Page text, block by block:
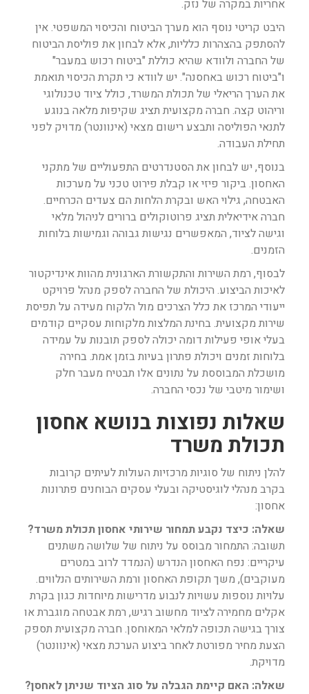
אחריות במקרה של נזק.
היבט קריטי נוסף הוא מערך הביטוח והכיסוי המשפטי. אין
להסתפק בהצהרות כלליות, אלא לבחון את פוליסת הביטוח
של החברה ולוודא שהיא כוללת "ביטוח רכוש במעבר"
ו"ביטוח רכוש באחסנה". יש לוודא כי תקרת הכיסוי תואמת
את הערך הריאלי של תכולת המשרד, כולל ציוד טכנולוגי
וריהוט קצה. חברה מקצועית תציג שקיפות מלאה בנוגע
לתנאי הפוליסה ותבצע רישום מצאי (אינוונטר) מדויק לפני
תחילת העבודה.
בנוסף, יש לבחון את הסטנדרטים התפעוליים של מתקני
האחסון. ביקור פיזי או קבלת פירוט טכני על מערכות
האבטחה, גילוי האש ובקרת הלחות הם צעדים הכרחיים.
חברה אידיאלית תציג פרוטוקולים ברורים לניהול מלאי
וגישה לציוד, המאפשרים נגישות גבוהה וגמישות בלוחות
הזמנים.
לבסוף, רמת השירות והתקשורת הארגונית מהוות אינדיקטור
לאיכות הביצוע. היכולת של החברה לספק מנהל פרויקט
ייעודי המרכז את כלל הצרכים מול הלקוח מעידה על תפיסת
שירות מקצועית. בחינת המלצות מלקוחות עסקיים קודמים
בעלי אופי פעילות דומה יכולה לספק תובנות על עמידה
בלוחות זמנים ויכולת פתרון בעיות בזמן אמת. בחירה
מושכלת המבוססת על נתונים אלו תבטיח מעבר חלק
ושימור מיטבי של נכסי החברה.
שאלות נפוצות בנושא אחסון
תכולת משרד
להלן ניתוח של סוגיות מרכזיות העולות לעיתים קרובות
בקרב מנהלי לוגיסטיקה ובעלי עסקים הבוחנים פתרונות
אחסון:
שאלה: כיצד נקבע תמחור שירותי אחסון תכולת משרד?
תשובה: התמחור מבוסס על ניתוח של שלושה משתנים
עיקריים: נפח האחסון הנדרש (הנמדד לרוב במטרים
מעוקבים), משך תקופת האחסון ורמת השירותים הנלווים.
עלויות נוספות עשויות לנבוע מדרישות מיוחדות כגון בקרת
אקלים מחמירה לציוד מחשוב רגיש, רמת אבטחה מוגברת או
צורך בגישה תכופה למלאי המאוחסן. חברה מקצועית תספק
הצעת מחיר מפורטת לאחר ביצוע הערכת מצאי (אינוונטר)
מדויקת.
שאלה: האם קיימת הגבלה על סוג הציוד שניתן לאחסן?